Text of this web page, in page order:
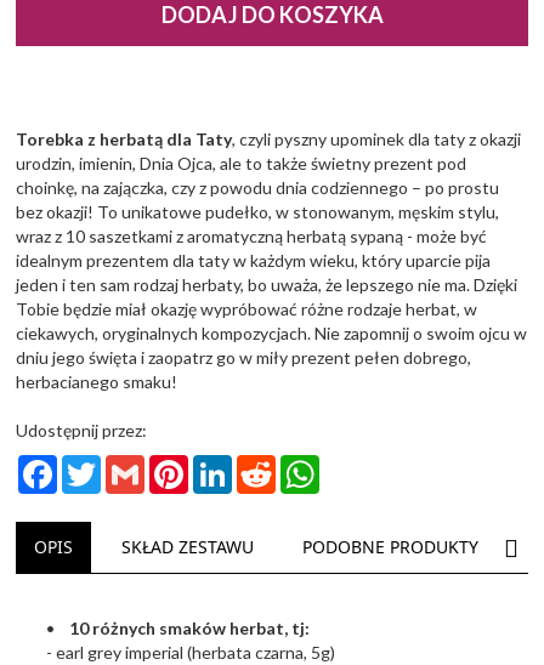
DODAJ DO KOSZYKA
Torebka z herbatą dla Taty, czyli pyszny upominek dla taty z okazji
urodzin, imienin, Dnia Ojca, ale to także świetny prezent pod
choinkę, na zajączka, czy z powodu dnia codziennego – po prostu
bez okazji! To unikatowe pudełko, w stonowanym, męskim stylu,
wraz z 10 saszetkami z aromatyczną herbatą sypaną - może być
idealnym prezentem dla taty w każdym wieku, który uparcie pija
jeden i ten sam rodzaj herbaty, bo uważa, że lepszego nie ma. Dzięki
Tobie będzie miał okazję wypróbować różne rodzaje herbat, w
ciekawych, oryginalnych kompozycjach. Nie zapomnij o swoim ojcu w
dniu jego święta i zaopatrz go w miły prezent pełen dobrego,
herbacianego smaku!
Udostępnij przez:
FacebookTwitterGmail PinterestLinkedInReddit
OPIS SKŁAD ZESTAWU PODOBNE PRODUKTY
• 10 różnych smaków herbat, tj:
- earl grey imperial (herbata czarna, 5g)